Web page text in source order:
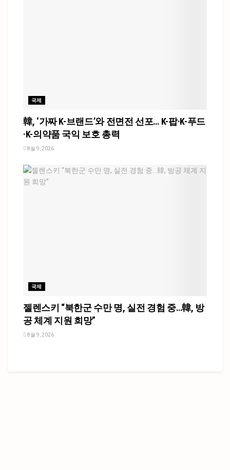
국제
韓, ‘가짜 K-브랜드’와 전면전 선포… K-팝·K-푸드
·K-의약품 국익 보호 총력
8월 9, 2026
국제
젤렌스키 “북한군 수만 명, 실전 경험 중…韓, 방
공 체계 지원 희망”
8월 9, 2026